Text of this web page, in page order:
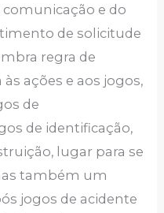
e do
de solicitude
regra de
ações e aos jogos,
de
de identificação,
lugar para se
também um
jogos de acidente